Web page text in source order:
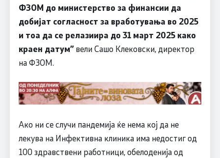
ФЗОМ до министерство за финансии да
добијат согласност за вработувања во 2025
и тоа да се релазиира до 31 март 2025 како
краен датум”вели Сашо Клековски, директор
на ФЗОМ.
Ако ни се случи пандемија ќе нема кој да не
лекува на Инфективна клиника има недостиг од
100 здравствени работници, обелоденија од